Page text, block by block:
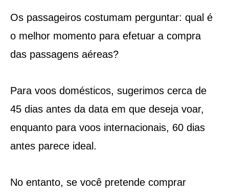
Os passageiros costumam perguntar: qual é
o melhor momento para efetuar a compra
das passagens aéreas?
Para voos domésticos, sugerimos cerca de
45 dias antes da data em que deseja voar,
enquanto para voos internacionais, 60 dias
antes parece ideal.
No entanto, se você pretende comprar